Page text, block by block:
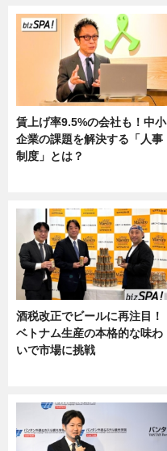
賃上げ率9.5%の会社も！中小
企業の課題を解決する「人事
制度」とは？
酒税改正でビールに再注目！
ベトナム生産の本格的な味わ
いで市場に挑戦